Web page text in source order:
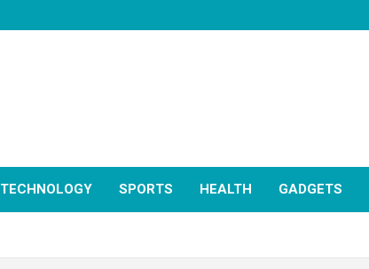
TECHNOLOGY SPORTS HEALTH GADGETS